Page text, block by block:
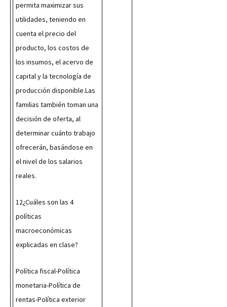
permita maximizar sus
utilidades, teniendo en
cuenta el precio del
producto, los costos de
los insumos, el acervo de
capital y la tecnología de
producción disponible.Las
familias también toman una
decisión de oferta, al
determinar cuánto trabajo
ofrecerán, basándose en
el nivel de los salarios
reales.
12¿Cuáles son las 4
políticas
macroeconómicas
explicadas en clase?
Política fiscal-Política
monetaria-Política de
rentas-Política exterior